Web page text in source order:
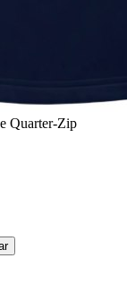
Quarter-Zip